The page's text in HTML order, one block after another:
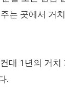
는 곳에서 거
대 1년의 거치
.